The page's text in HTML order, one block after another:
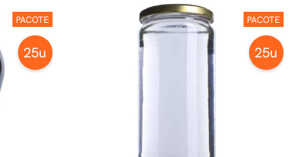
PACOTE
25u
PACOTE
25u